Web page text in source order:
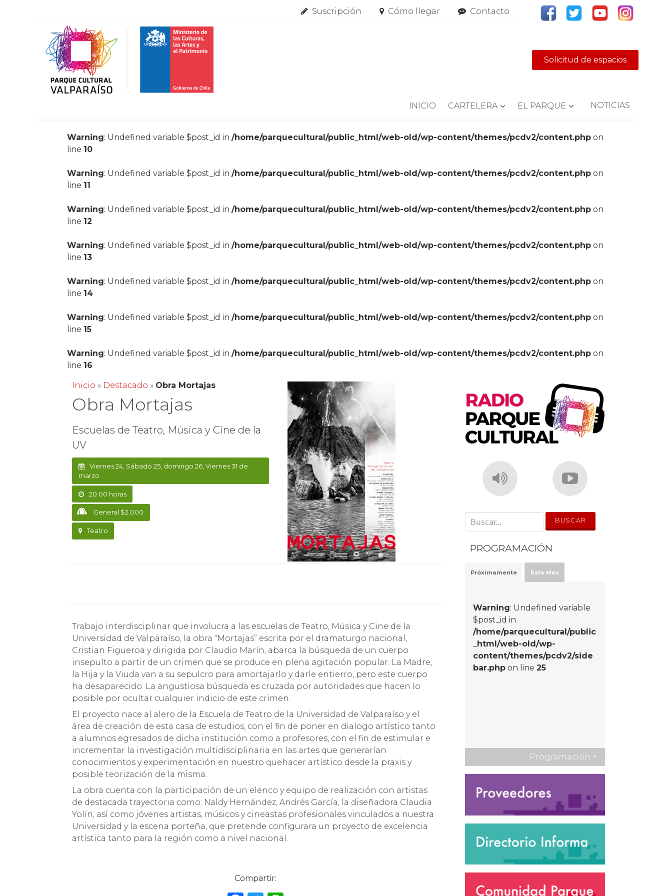
Suscripción Cómo llegar Contacto
Solicitud de espacios
INICIO CARTELERA EL PARQUE NOTICIAS
Warning: Undefined variable $post_id in/home/parquecultural/public_html/web-old/wp-content/themes/pcdv2/content.php on
line 10
Warning: Undefined variable $post_id in/home/parquecultural/public_html/web-old/wp-content/themes/pcdv2/content.php on
line 11
Warning: Undefined variable $post_id in/home/parquecultural/public_html/web-old/wp-content/themes/pcdv2/content.php on
line 12
Warning: Undefined variable $post_id in/home/parquecultural/public_html/web-old/wp-content/themes/pcdv2/content.php on
line 13
Warning: Undefined variable $post_id in/home/parquecultural/public_html/web-old/wp-content/themes/pcdv2/content.php on
line 14
Warning: Undefined variable $post_id in/home/parquecultural/public_html/web-old/wp-content/themes/pcdv2/content.php on
line 15
Warning: Undefined variable $post_id in/home/parquecultural/public_html/web-old/wp-content/themes/pcdv2/content.php on
line 16
Inicio » Destacado » Obra Mortajas
Obra Mortajas
Escuelas de Teatro, Música y Cine de la
UV
Viernes 24, Sábado 25, domingo 26, Viernes 31 de
marzo
20:00 horas
General $2.000
Teatro
Trabajo interdisciplinar que involucra a las escuelas de Teatro, Música y Cine de la
Universidad de Valparaíso, la obra “Mortajas” escrita por el dramaturgo nacional,
Cristian Figueroa y dirigida por Claudio Marín, abarca la búsqueda de un cuerpo
insepulto a partir de un crimen que se produce en plena agitación popular. La Madre,
la Hija y la Viuda van a su sepulcro para amortajarlo y darle entierro, pero este cuerpo
ha desaparecido. La angustiosa búsqueda es cruzada por autoridades que hacen lo
posible por ocultar cualquier indicio de este crimen.
El proyecto nace al alero de la Escuela de Teatro de la Universidad de Valparaíso y el
área de creación de esta casa de estudios, con el fin de poner en dialogo artístico tanto
a alumnos egresados de dicha institución como a profesores, con el fin de estimular e
incrementar la investigación multidisciplinaria en las artes que generarían
conocimientos y experimentación en nuestro quehacer artístico desde la praxis y
posible teorización de la misma.
La obra cuenta con la participación de un elenco y equipo de realización con artistas
de destacada trayectoria como: Naldy Hernández, Andrés García, la diseñadora Claudia
Yolín, así como jóvenes artistas, músicos y cineastas profesionales vinculados a nuestra
Universidad y la escena porteña, que pretende configurara un proyecto de excelencia
artística tanto para la región como a nivel nacional.
Compartir:
' . __('Search for:') . '
PROGRAMACIÓN
Próximamente Este Mes
Warning: Undefined variable
$post_id in
/home/parquecultural/public
_html/web-old/wp-
content/themes/pcdv2/side
bar.php on line25
Programación +